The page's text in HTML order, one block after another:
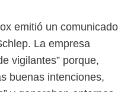
emitió un comunicado
La empresa
vigilantes” porque,
buenas intenciones,